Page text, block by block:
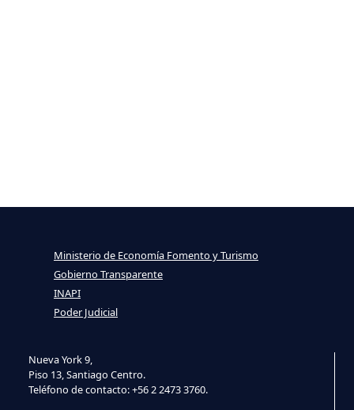
Nueva York 9,
Piso 13, Santiago Centro.
Teléfono de contacto: +56 2 2473 3760.
Ministerio de Economía Fomento y Turismo
Gobierno Transparente
INAPI
Poder Judicial